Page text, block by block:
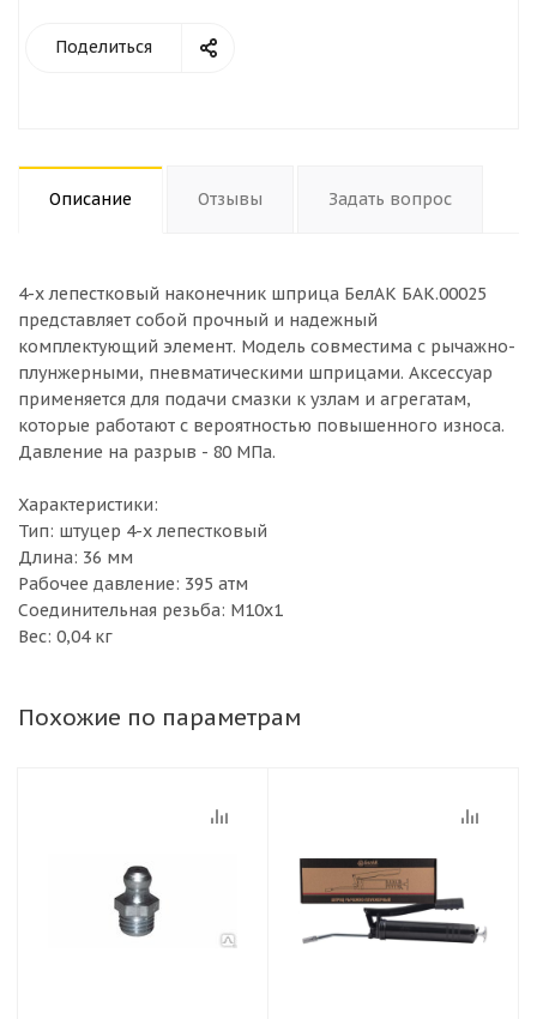
Поделиться
Описание Отзывы Задать вопрос
4-х лепестковый наконечник шприца БелАК БАК.00025
представляет собой прочный и надежный
комплектующий элемент. Модель совместима с рычажно-
плунжерными, пневматическими шприцами. Аксессуар
применяется для подачи смазки к узлам и агрегатам,
которые работают с вероятностью повышенного износа.
Давление на разрыв - 80 МПа.
Характеристики:
Тип: штуцер 4-х лепестковый
Длина: 36 мм
Рабочее давление: 395 атм
Соединительная резьба: M10х1
Вес: 0,04 кг
Похожие по параметрам